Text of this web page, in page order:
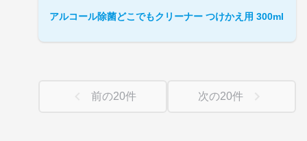
アルコール除菌どこでもクリーナー つけかえ用 300ml
前の20件 次の20件